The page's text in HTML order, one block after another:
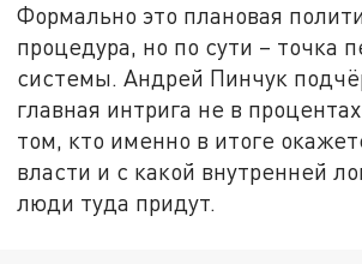
Формально это плановая
процедура, но по сути – точка
системы. Андрей Пинчук
главная интрига не в
том, кто именно в итоге
власти и с какой внутренней
люди туда придут.